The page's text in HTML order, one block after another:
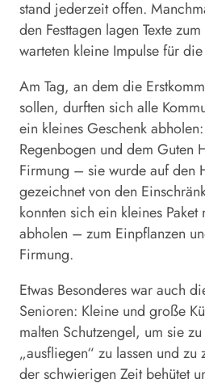
stand jederzeit offen.
den Festtagen lagen Texte
warteten kleine Impulse für
Am Tag, an dem die
sollen, durften sich alle
ein kleines Geschenk
Regenbogen und dem Guten
Firmung – sie wurde auf den
gezeichnet von den
konnten sich ein kleines
abholen – zum Einpflanzen
Firmung.
Etwas Besonderes war auch
Senioren: Kleine und große
malten Schutzengel, um sie
„ausfliegen“ zu lassen und
der schwierigen Zeit behütet